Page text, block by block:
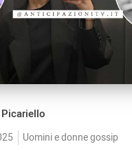
Uomini e donne gossip